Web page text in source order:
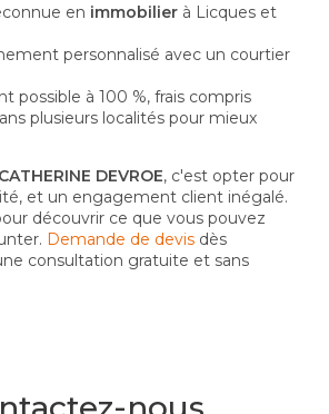
en immobilier à Licques et
personnalisé avec un courtier
possible à 100 %, frais compris
plusieurs localités pour mieux
DEVROE, c'est opter pour
et un engagement client inégalé.
découvrir ce que vous pouvez
Demande de devis dès
consultation gratuite et sans